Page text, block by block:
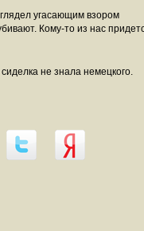
угасающим взором
Кому-то из нас
не знала немецкого.